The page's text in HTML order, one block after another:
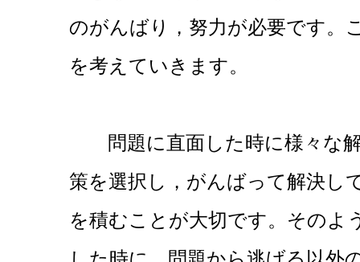
のがんばり，努力が必要です。
を考えていきます。
問題に直面した時に様々な解
策を選択し，がんばって解決し
を積むことが大切です。そのよ